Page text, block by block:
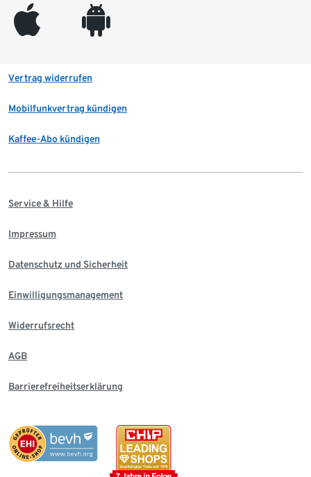
appleinc android
Vertrag widerrufen
Mobilfunkvertrag kündigen
Kaffee-Abo kündigen
Service & Hilfe
Impressum
Datenschutz und Sicherheit
Einwilligungsmanagement
Widerrufsrecht
AGB
Barrierefreiheitserklärung